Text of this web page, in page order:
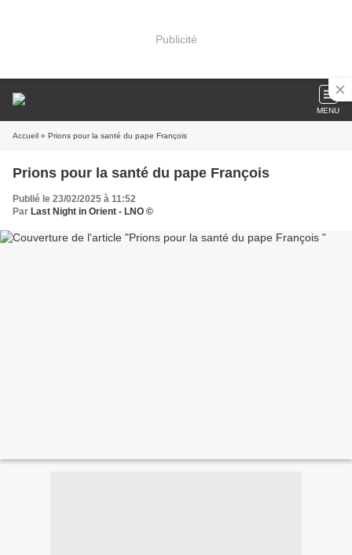
Publicité
MENU
Accueil » Prions pour la santé du pape François
Prions pour la santé du pape François
Publié le 23/02/2025 à 11:52
Par Last Night in Orient - LNO ©